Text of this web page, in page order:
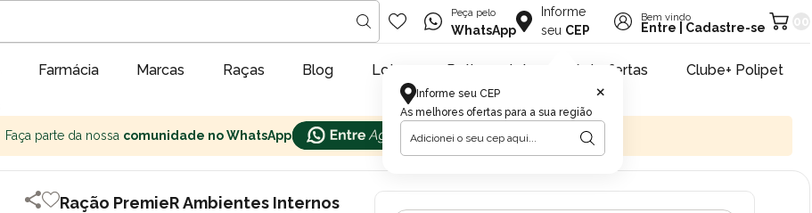
Peça pelo
WhatsApp
Informe
seu CEP
Informe seu CEP
As melhores ofertas para a sua região
×
Bem vindo
Entre Cadastre-se
Farmácia Marcas Raças Blog Lojas Retire na loja Pet ofertas Clube+ Polipet
Faça parte da nossa comunidade no WhatsApp
Ração PremieR Ambientes Internos